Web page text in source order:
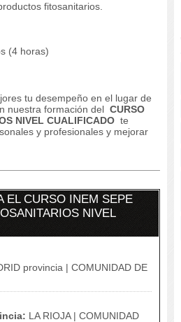
fitosanitarios.
(4 horas)
tu desempeño en el lugar de
nuestra formación del CURSO
NIVEL CUALIFICADO te
y profesionales y mejorar
EL CURSO INEM SEPE
NIVEL
provincia | COMUNIDAD DE
LA RIOJA | COMUNIDAD